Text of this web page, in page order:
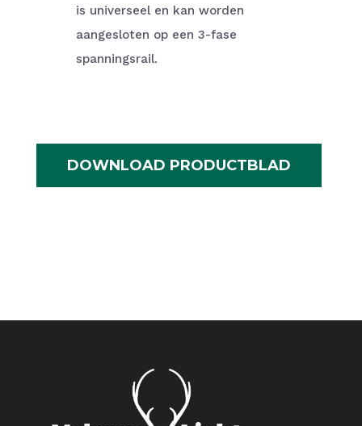
is universeel en kan worden
aangesloten op een 3-fase
spanningsrail.
DOWNLOAD PRODUCTBLAD